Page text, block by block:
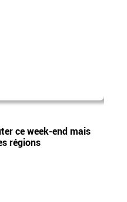
ce week-end mais
régions